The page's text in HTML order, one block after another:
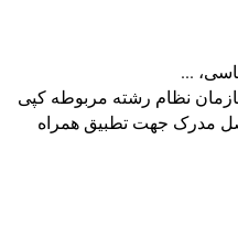
نظام رشته مربوطه کپی
مدرک جهت تطبیق همراه